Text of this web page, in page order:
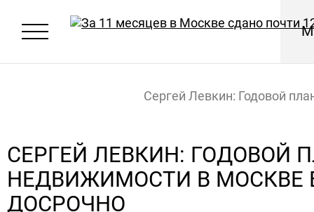
Главная Новости
Сергей Левкин: Годовой
досрочно
СЕРГЕЙ ЛЕВКИН: ГОДОВОЙ
НЕДВИЖИМОСТИ В МОСКВЕ
ДОСРОЧНО